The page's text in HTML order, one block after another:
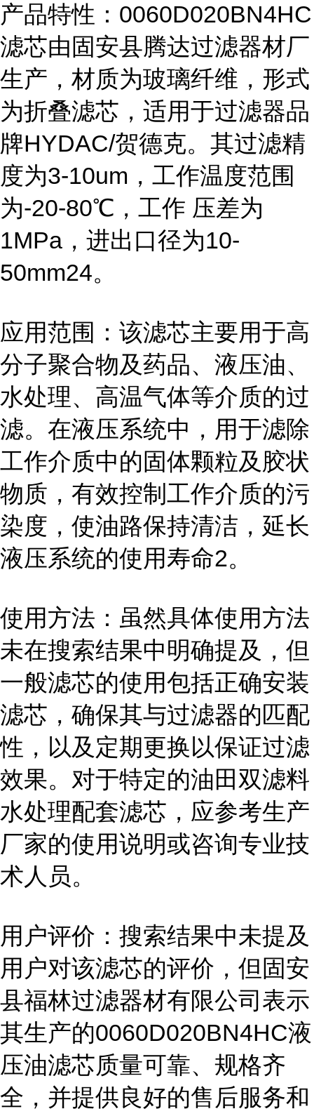
产品特性：0060D020BN4HC
滤芯由固安县腾达过滤器材厂
生产，材质为玻璃纤维，形式
为折叠滤芯，适用于过滤器品
牌HYDAC/贺德克。其过滤精
度为3-10um，工作温度范围
为-20-80℃，工作 压差为
1MPa，进出口径为10-
50mm24。
应用范围：该滤芯主要用于高
分子聚合物及药品、液压油、
水处理、高温气体等介质的过
滤。在液压系统中，用于滤除
工作介质中的固体颗粒及胶状
物质，有效控制工作介质的污
染度，使油路保持清洁，延长
液压系统的使用寿命2。
使用方法：虽然具体使用方法
未在搜索结果中明确提及，但
一般滤芯的使用包括正确安装
滤芯，确保其与过滤器的匹配
性，以及定期更换以保证过滤
效果。对于特定的油田双滤料
水处理配套滤芯，应参考生产
厂家的使用说明或咨询专业技
术人员。
用户评价：搜索结果中未提及
用户对该滤芯的评价，但固安
县福林过滤器材有限公司表示
其生产的0060D020BN4HC液
压油滤芯质量可靠、规格齐
全，并提供良好的售后服务和